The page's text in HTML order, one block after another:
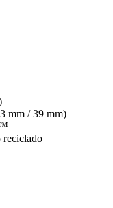
mm / 39 mm)
reciclado